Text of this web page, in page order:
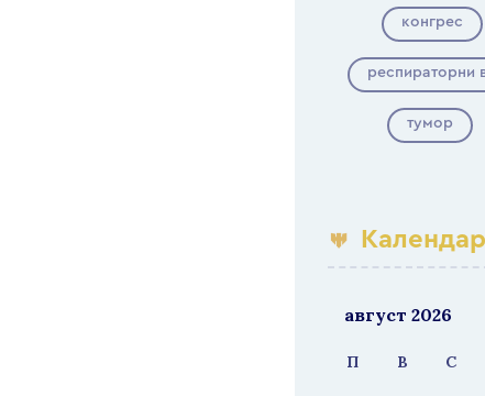
конгрес
респираторни
тумор
Календар
август 2026
П В С